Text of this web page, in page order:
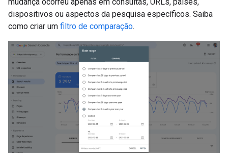
dispositivos ou aspectos da pesquisa específicos. Saiba
como criar um filtro de comparação.